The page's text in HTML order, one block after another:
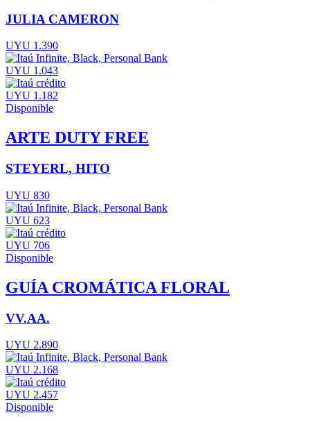
JULIA CAMERON
UYU 1.390
UYU 1.043
UYU 1.182
Disponible
ARTE DUTY FREE
STEYERL, HITO
UYU 830
UYU 623
UYU 706
Disponible
GUÍA CROMÁTICA FLORAL
VV.AA.
UYU 2.890
UYU 2.168
UYU 2.457
Disponible